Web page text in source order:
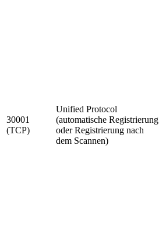
30001
(TCP)
Unified Protocol
(automatische Registrierung
oder Registrierung nach
dem Scannen)